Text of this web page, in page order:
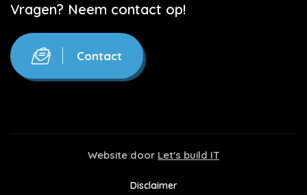
Vragen? Neem contact op!
Contact
Website door Let's build IT
Disclaimer